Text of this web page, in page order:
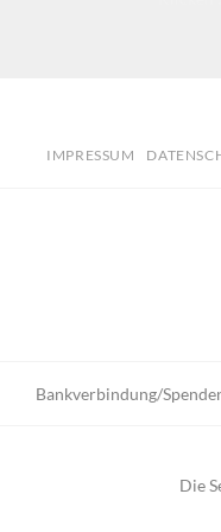
IMPRESSUM
Bankverbindung/
Die